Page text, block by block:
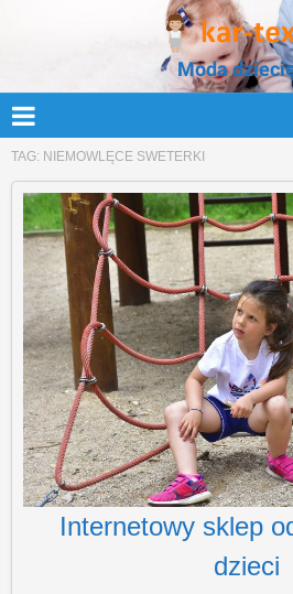
Moda
TAG: NIEMOWLĘCE SWETERKI
Internetowy sklep
dzieci